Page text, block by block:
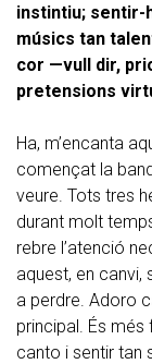
instintiu; sentir-
músics tan
cor —vull dir,
pretensions
Ha, m’encanta
començat la
veure. Tots tres
durant molt
rebre l’atenció
aquest, en canvi,
a perdre. Adoro
principal. És
canto i sentir tan